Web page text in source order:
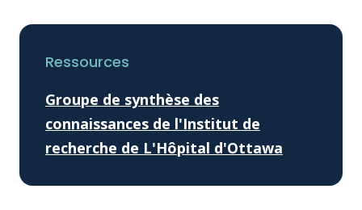
Ressources
Groupe de synthèse des
connaissances de l'Institut de
recherche de L'Hôpital d'Ottawa